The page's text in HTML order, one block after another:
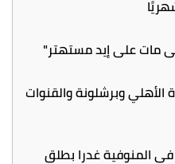
مات على إيد مستهتر"
الأهلي وبرشلونة والقنوات
المنوفية غدرا بطلق